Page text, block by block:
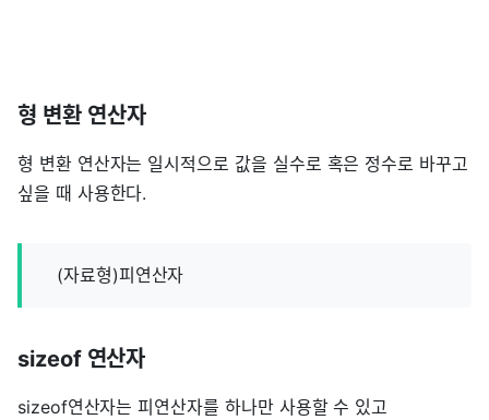
형 변환 연산자
형 변환 연산자는 일시적으로 값을 실수로 혹은 정수로 바꾸고
싶을 때 사용한다.
(자료형)피연산자
sizeof 연산자
sizeof연산자는 피연산자를 하나만 사용할 수 있고